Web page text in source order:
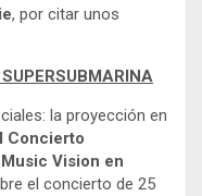
, por citar unos
la proyección en
Concierto
Vision en
el concierto de 25